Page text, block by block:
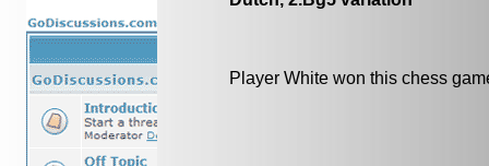
Player White won this chess